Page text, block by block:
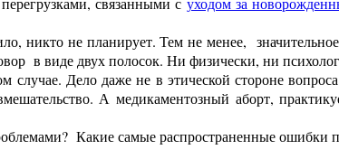
никто не планирует. Тем не менее,
в виде двух полосок. Ни физически, ни
Дело даже не в этической стороне
А медикаментозный аборт,
Какие самые распространенные ошибки